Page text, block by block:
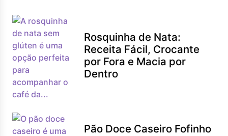
Rosquinha de Nata:
Receita Fácil, Crocante
por Fora e Macia por
Dentro
Pão Doce Caseiro Fofinho